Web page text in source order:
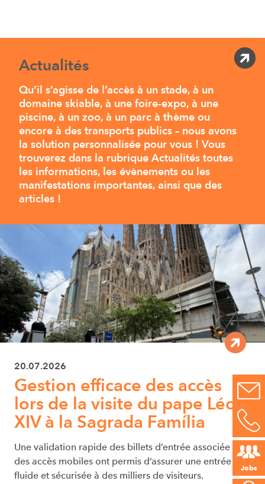
Jobs
Actualités
Qu’il s’agisse de l’accès à un stade, à un
domaine skiable, à une foire-expo, à une
piscine, à un zoo, à un parc à thème ou
encore à des transports publics – nous avons
la solution personnalisée pour vous ! Vous
trouverez dans la rubrique Actualités toutes
les informations, les évènements ou les
manifestations importantes, ainsi que des
articles !
20.07.2026
Gestion efficace des accès
lors de la visite du pape Léon
XIV à la Sagrada Família
Une validation rapide des billets d’entrée associée à
des accès mobiles ont permis d’assurer une entrée
fluide et sécurisée à des milliers de visiteurs.